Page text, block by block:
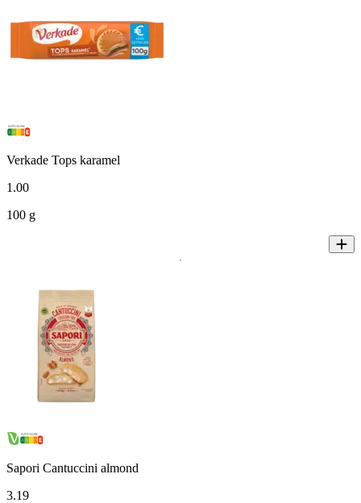
Verkade Tops karamel
1 .00
100 g
Sapori Cantuccini almond
3.19